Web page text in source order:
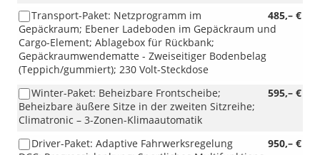
485,– €
Transport-Paket: Netzprogramm im
Gepäckraum; Ebener Ladeboden im Gepäckraum und
Cargo-Element; Ablagebox für Rückbank;
Gepäckraumwendematte - Zweiseitiger Bodenbelag
(Teppich/gummiert); 230 Volt-Steckdose
595,– €
Winter-Paket: Beheizbare Frontscheibe;
Beheizbare äußere Sitze in der zweiten Sitzreihe;
Climatronic – 3-Zonen-Klimaautomatik
950,– €
Driver-Paket: Adaptive Fahrwerksregelung